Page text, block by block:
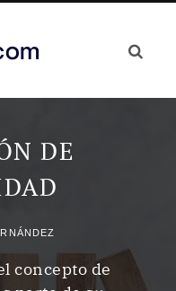
DE
concepto de